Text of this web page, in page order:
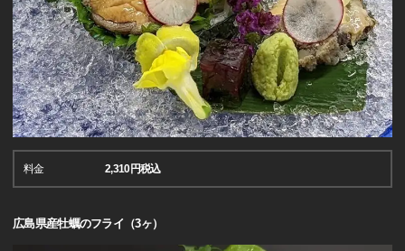
料金 2,310円税込
広島県産牡蠣のフライ（3ヶ）